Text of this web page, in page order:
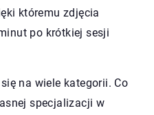
któremu zdjęcia
po krótkiej sesji
na wiele kategorii. Co
specjalizacji w